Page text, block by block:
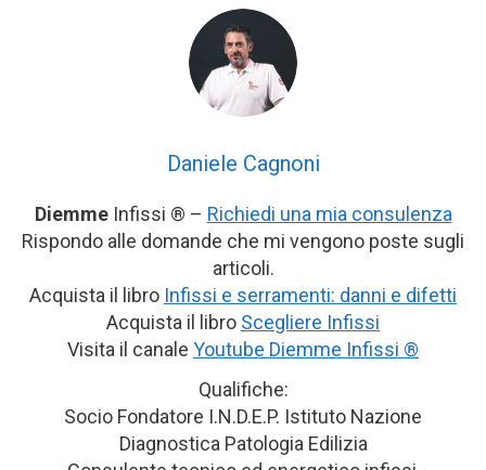
Daniele Cagnoni
Diemme Infissi ® – Richiedi una mia consulenza
Rispondo alle domande che mi vengono poste sugli
articoli.
Acquista il libro Infissi e serramenti: danni e difetti
Acquista il libro Scegliere Infissi
Visita il canale Youtube Diemme Infissi ®
Qualifiche:
Socio Fondatore I.N.D.E.P. Istituto Nazione
Diagnostica Patologia Edilizia